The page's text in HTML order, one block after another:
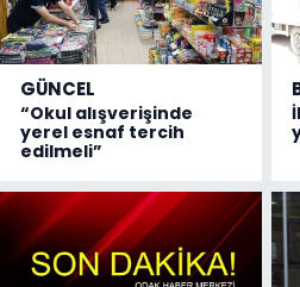
GÜNCEL
“Okul alışverişinde
yerel esnaf tercih
edilmeli”